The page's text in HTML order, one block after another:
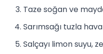
Taze soğan ve
Sarımsağı tuzla
Salçayı limon suyu,